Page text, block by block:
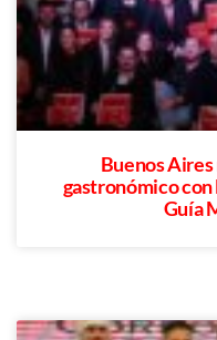
Buenos
gastronómico
Guía